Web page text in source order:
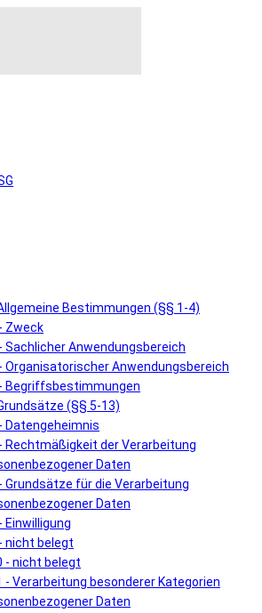
Bestimmungen (§§ 1-4)
Zweck
Sachlicher Anwendungsbereich
Organisatorischer Anwendungsbereich
Begriffsbestimmungen
(§§ 5-13)
Datengeheimnis
Rechtmäßigkeit der Verarbeitung
Daten
Grundsätze für die Verarbeitung
Daten
Einwilligung
nicht belegt
- nicht belegt
- Verarbeitung besonderer Kategorien
Daten